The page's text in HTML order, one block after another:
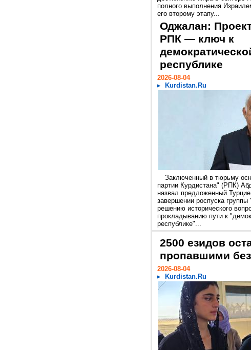
полного выполнения
его второму этапу...
Оджалан:
РПК — ключ к
республике
2026-08-04
Kurdistan.Ru
Заключенный в тюрьму
партии Курдистана" (РПК)
назвал предложенный
завершении роспуска
решению исторического
прокладыванию пути к
республике"...
2500 езидов
пропавшими
2026-08-04
Kurdistan.Ru